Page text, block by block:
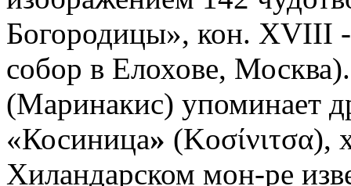
Богородицы», кон. XVIII
собор в Елохове,
(Маринакис) упоминает
«Косиница» (Κοσίνιτσα),
Хиландарском мон-ре